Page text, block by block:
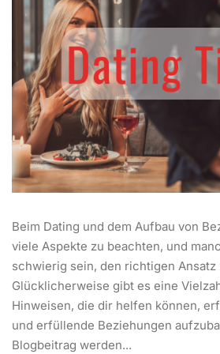
Beim Dating und dem Aufbau von
viele Aspekte zu beachten, und
schwierig sein, den richtigen Ansatz
Glücklicherweise gibt es eine
Hinweisen, die dir helfen können,
und erfüllende Beziehungen
Blogbeitrag werden...